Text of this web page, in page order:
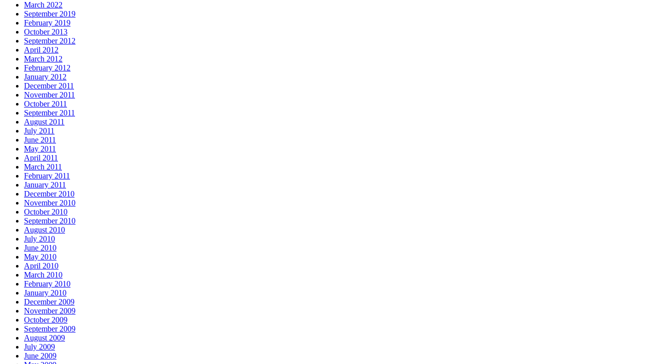
March 2022
September 2019
February 2019
October 2013
September 2012
April 2012
March 2012
February 2012
January 2012
December 2011
November 2011
October 2011
September 2011
August 2011
July 2011
June 2011
May 2011
April 2011
March 2011
February 2011
January 2011
December 2010
November 2010
October 2010
September 2010
August 2010
July 2010
June 2010
May 2010
April 2010
March 2010
February 2010
January 2010
December 2009
November 2009
October 2009
September 2009
August 2009
July 2009
June 2009